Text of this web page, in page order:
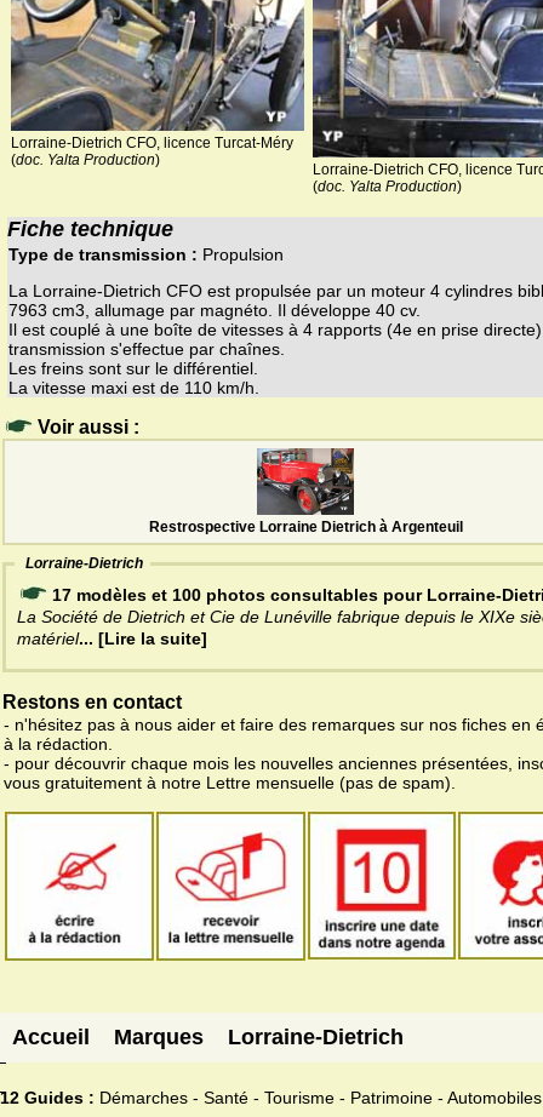
Lorraine-Dietrich CFO, licence Turcat-Méry
(doc. Yalta Production)
Lorraine-Dietrich CFO, licence
(doc. Yalta Production)
Fiche technique
Type de transmission : Propulsion
La Lorraine-Dietrich CFO est propulsée par un moteur 4 cylindres
7963 cm3, allumage par magnéto. Il développe 40 cv.
Il est couplé à une boîte de vitesses à 4 rapports (4e en prise
transmission s'effectue par chaînes.
Les freins sont sur le différentiel.
La vitesse maxi est de 110 km/h.
Voir aussi :
Restrospective Lorraine Dietrich à Argenteuil
Lorraine-Dietrich
17 modèles et 100 photos consultables pour Lorraine-
La Société de Dietrich et Cie de Lunéville fabrique depuis le XIXe
matériel... [Lire la suite]
Restons en contact
- n'hésitez pas à nous aider et faire des remarques sur nos fiches en
à la rédaction.
- pour découvrir chaque mois les nouvelles anciennes présentées,
vous gratuitement à notre Lettre mensuelle (pas de spam).
Accueil Marques Lorraine-Dietrich
12 Guides : Démarches - Santé - Tourisme - Patrimoine - Automobiles